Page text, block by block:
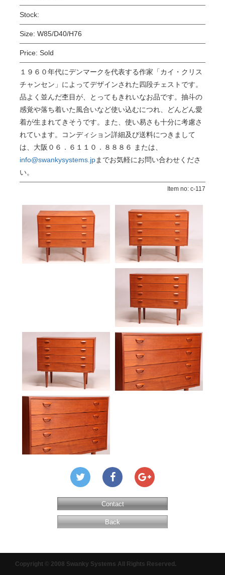
Stock:
Size: W85/D40/H76
Price: Sold
１９６０年代にデンマークを代表する作家「カイ・クリス
チャンセン」によってデザインされた四段チェストです。
品よく並んだ杢目が、とってもきれいなお品です。抽斗の
感覚や落ち着いた風合いなど使い込むにつれ、どんどん愛
着が生まれてきそうです。また、使い易さも十分に考慮さ
れています。コンディション詳細及び送料につきまして
は、大阪０６．６１１０．８８８６ または、
info@swankysystems.jpまでお気軽にお問い合わせくださ
い。
Item no: c-117
Contact
Back
Copyright © 2008 Swanky Systems All Rights Reserved.